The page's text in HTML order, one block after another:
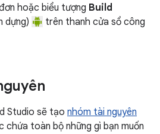
hoặc biểu tượng Build
dựng)
trên thanh cửa sổ công
Studio sẽ tạo nhóm tài nguyên
chứa toàn bộ những gì bạn muốn